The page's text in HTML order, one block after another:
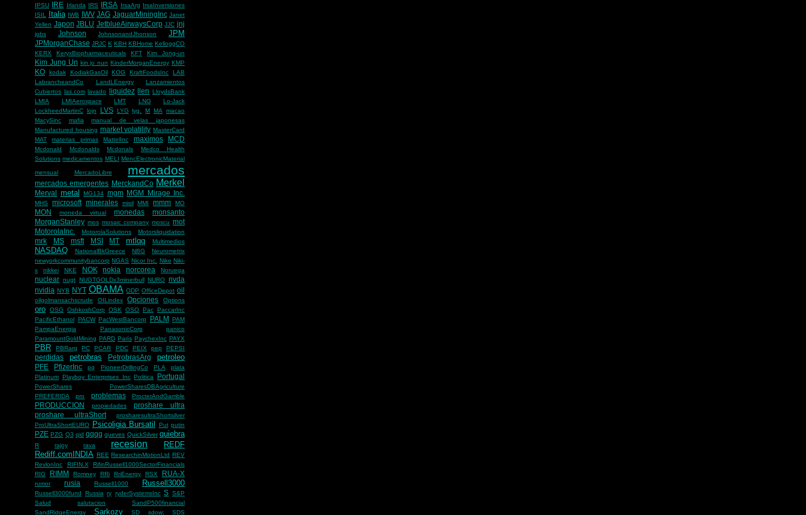
IPSU
IRE Irlanda IRS IRSA IrsaArg
IrsaInversiones
ISIL
Italia IWB IWV JAG JaguarMiningInc Janet
Yellen Japon JBLU JetblueAirwaysCorp JJC jnj
jobs Johnson JohnsonandJhonson JPM
JPMorganChase JRJC K KBH KBHome KelloggCO
KERX
KeryxBiopharmaceuticals KFT Kim Jong-un
Kim Jung Un kin jo nun KinderMorganEnergy KMP
KO kodak KodiakGasOil KOG KraftFoodsInc
LAB
LabrancheandCo
LandLEnergy
Lanzamientos
Cubiertos
las.com lavado liquidez llen
LloydsBank
LMIA
LMIAerospace LMT LNG
Lo-Jack
LockheedMartinC
lojn LVS LYG lyg. M MA macao
MacySinc
mafia
manual de velas japonesas
Manufactured housing market volatility MasterCard
MAT
materias primas MattelInc maximos MCD
Mcdonald Mcdonalds Mcdonals
Medco Health
Solutions medicamentos MELI MencElectronicMaterial
mensual MercadoLibre mercados
mercados emergentes MerckandCo Merkel
Merval metal MG134 mgm MGM Mirage Inc.
MHS microsoft minerales misil MMI mmm MO
MON moneda virtual monedas
monsanto
MorganStanley mos mosaic company moscu mot
MotorolaInc.
MotorolaSolutions Motorsliquidation
mrk MS msft MSI MT mtlqq Multimedios
NASDAQ NationalBkGreece NBG
Neurometrix
newyorkcommunitybancorp NGAS Nicor Inc. Nike Niki-
x
nikkei NKE NOK nokia norcorea Noruega
nuclear nugt NUGTGOLDx3minerbull NURO nvda
nvidia NYB NYT OBAMA ODP OfficeDepot oil
oilgolmansachscrude OILindex Opciones Options
oro OSG OshkoshCorp OSK OSO Pac
PaccarInc
PacificEthanol
PACW PacWestBancorp PALM
PAM
PampaEnergia
PanasonicCorp
panico
ParamountGoldMining PARD París PaychexInc PAYX
PBR PBRarg PC PCAR PDC PEIX pep PEPSI
perdidas petrobras PetrobrasArg petroleo
PFE PfizerInc pg PioneerDrillingCo PLA
plata
Platinum
Playboy Enterprises Inc Politica Portugal
PowerShares
PowerSharesDBAgriculture
PREFERIDA
pro problemas ProcterAndGamble
PRODUCCION propiedades
proshare ultra
proshare ultraShort
prosharesultraShortsilver
ProUltraShortEURO
Psicoligia Bursatil Put putin
PZE PZG Q3 qid qqqq queves QuickSilver quiebra
R rajoy rava recesion
REDF
Rediff.comINDIA REE ResearchinMotionLtd
REV
RevlonInc
RIFIN.X
RifinRussell1000SectorFinancials
RIG
RIMM Romney RRi RriEnergy RSX RUA-X
rumor rusia Russell1000 Russell3000
Russell3000fund Russia ry ryderSystemsInc S S&P
Salud
salutacion
SandP500financial
SandRidgeEnergy
Sarkozy SD sdow; SDS